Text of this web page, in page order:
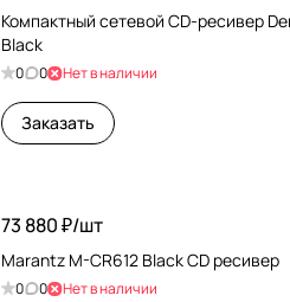
Компактный сетевой CD-ресивер
Black
0 0 Нет в наличии
Заказать
73 880 ₽/шт
Marantz M-CR612 Black CD ресивер
0 0 Нет в наличии